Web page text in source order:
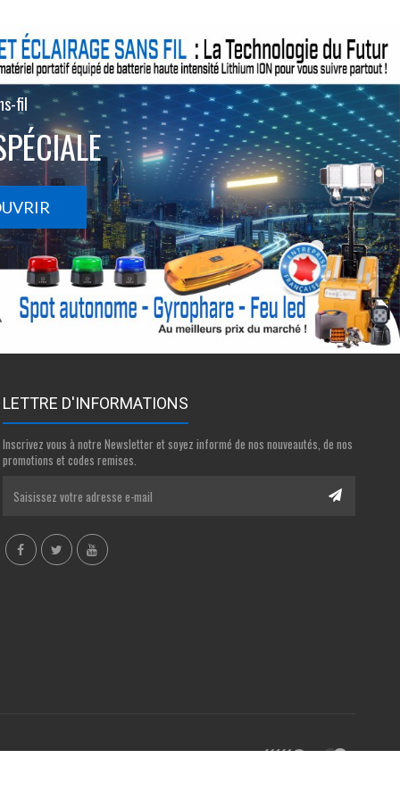
fil
LETTRE D'INFORMATIONS
Inscrivez vous à notre Newsletter et soyez informé de nos nouveautés, de nos
promotions et codes remises.